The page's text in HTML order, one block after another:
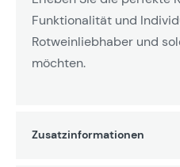
Funktionalität und
Rotweinliebhaber und
möchten.
Zusatzinformationen